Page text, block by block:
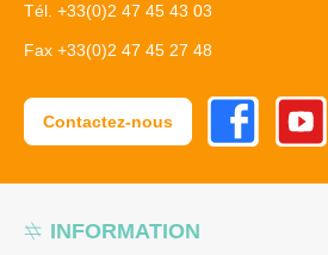
INFORMATION
Tél. +33(0)2 47 45 43 03
Fax +33(0)2 47 45 27 48
Contactez-nous
FacebookYoutube